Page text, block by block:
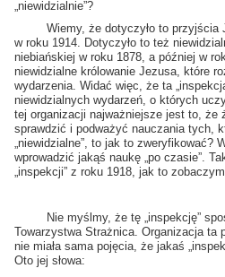
„niewidzialnie”?
Wiemy, że dotyczyło to przyjścia
w roku 1914. Dotyczyło to też
niebiańskiej w roku 1878, a później w
niewidzialne królowanie Jezusa, które
wydarzenia. Widać więc, że ta
niewidzialnych wydarzeń, o których
tej organizacji najważniejsze jest to, że
sprawdzić i podważyć nauczania tych,
„niewidzialne”, to jak to zweryfikować?
wprowadzić jakąś naukę „po czasie”.
„inspekcji” z roku 1918, jak to
Nie myślmy, że tę „inspekcję”
Towarzystwa Strażnica. Organizacja ta
nie miała sama pojęcia, że jakaś
Oto jej słowa: